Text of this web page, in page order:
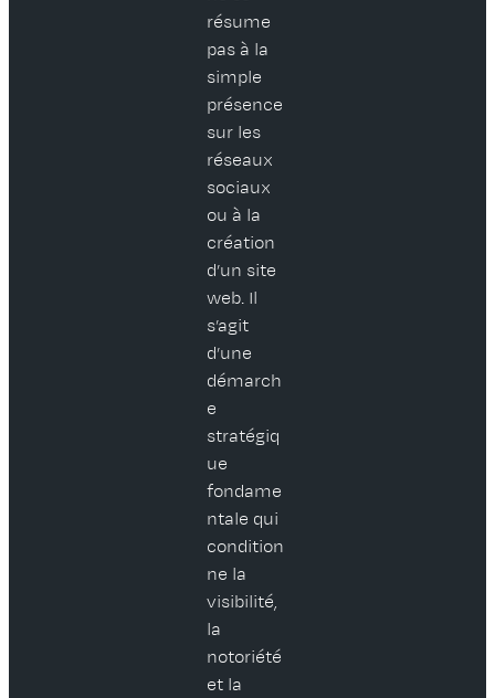
résume
pas à la
simple
présence
sur les
réseaux
sociaux
ou à la
création
d’un site
web. Il
s’agit
d’une
démarch
e
stratégiq
ue
fondame
ntale qui
condition
ne la
visibilité,
la
notoriété
et la